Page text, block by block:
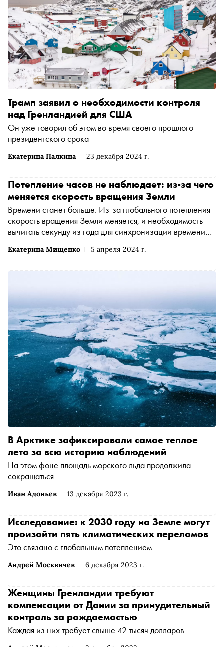
Екатерина Палкина 23 декабря 2024 г.
Трамп заявил о необходимости контроля
над Гренландией для США
Он уже говорил об этом во время своего прошлого
президентского срока
Екатерина Мищенко 5 апреля 2024 г.
Потепление часов не наблюдает: из-за чего
меняется скорость вращения Земли
Времени станет больше. Из-за глобального потепления
скорость вращения Земли меняется, и необходимость
вычитать секунду из года для синхронизации времени
секунда, как климат влияет на движение нашей планеты
Иван Адоньев 13 декабря 2023 г.
В Арктике зафиксировали самое теплое
лето за всю историю наблюдений
На этом фоне площадь морского льда продолжила
сокращаться
Андрей Москвичев 6 декабря 2023 г.
Исследование: к 2030 году на Земле могут
произойти пять климатических переломов
Это связано с глобальным потеплением
Женщины Гренландии требуют
компенсации от Дании за принудительный
контроль за рождаемостью
Каждая из них требует свыше 42 тысяч долларов